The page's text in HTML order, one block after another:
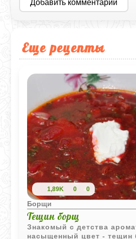
Добавить комментарий
Еще рецепты
1,89K 0 0
Борщи
Тещин борщ
Знакомый с детства
насыщенный цвет - тещин